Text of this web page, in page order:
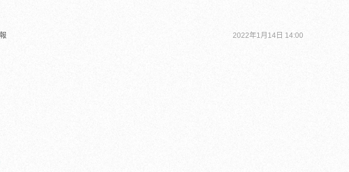
2022年1月14日 14:00